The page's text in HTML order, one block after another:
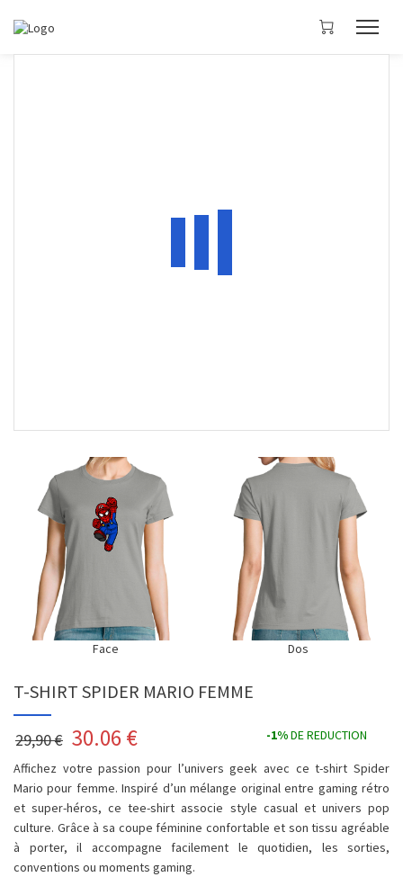
Face Dos
T-SHIRT SPIDER MARIO FEMME
29,90 € 30.06 € -1%DE REDUCTION
Affichez votre passion pour l’univers geek avec ce t-shirt Spider
Mario pour femme. Inspiré d’un mélange original entre gaming rétro
et super-héros, ce tee-shirt associe style casual et univers pop
culture. Grâce à sa coupe féminine confortable et son tissu agréable
à porter, il accompagne facilement le quotidien, les sorties,
conventions ou moments gaming.